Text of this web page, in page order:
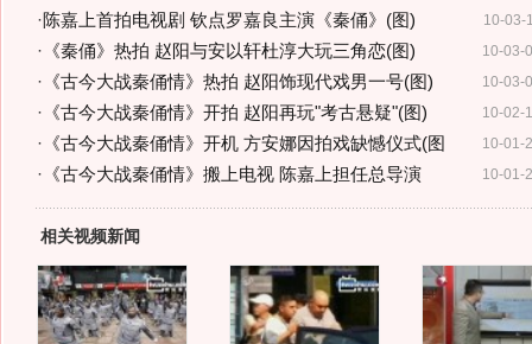
10-03-
·陈嘉上首拍电视剧 钦点罗嘉良主演《秦俑》(图)
10-03-
· 《秦俑》热拍 赵阳与安以轩杜淳大玩三角恋(图)
10-03-
· 《古今大战秦俑情》热拍 赵阳饰现代戏男一号(图)
10-02-
· 《古今大战秦俑情》开拍 赵阳再玩"考古悬疑"(图)
10-01-
· 《古今大战秦俑情》开机 方安娜因拍戏缺憾仪式(图
10-01-
· 《古今大战秦俑情》搬上电视 陈嘉上担任总导演
相关视频新闻